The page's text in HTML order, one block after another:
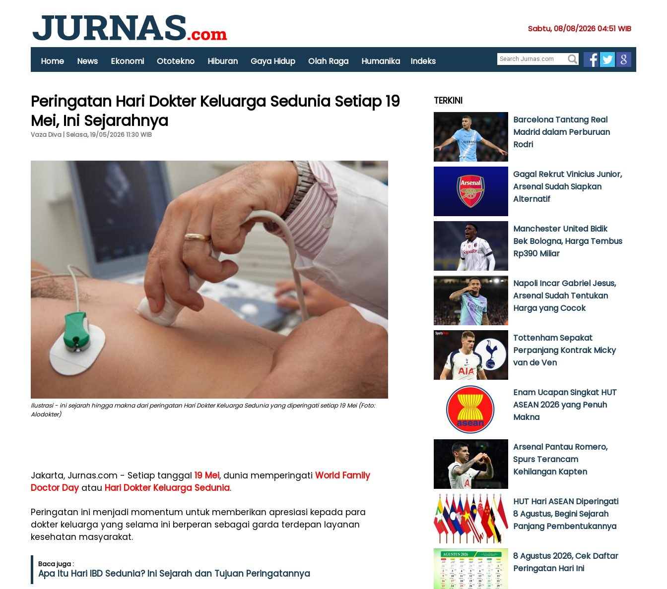
Sabtu, 08/08/2026 04:51 WIB
Home News Ekonomi Ototekno Hiburan Gaya Hidup Olah Raga Humanika Indeks
Peringatan Hari Dokter Keluarga Sedunia Setiap 19
Mei, Ini Sejarahnya
Vaza Diva | Selasa, 19/05/2026 11:30 WIB
Ilustrasi - ini sejarah hingga makna dari peringatan Hari Dokter Keluarga Sedunia yang diperingati setiap 19 Mei (Foto:
Alodokter)
Jakarta, Jurnas.com - Setiap tanggal 19 Mei, dunia memperingati World Family
Doctor Day atau Hari Dokter Keluarga Sedunia.
Peringatan ini menjadi momentum untuk memberikan apresiasi kepada para
dokter keluarga yang selama ini berperan sebagai garda terdepan layanan
kesehatan masyarakat.
Baca juga :
Apa Itu Hari IBD Sedunia? Ini Sejarah dan Tujuan Peringatannya
TERKINI
Barcelona Tantang Real
Madrid dalam Perburuan
Rodri
Gagal Rekrut Vinicius Junior,
Arsenal Sudah Siapkan
Alternatif
Manchester United Bidik
Bek Bologna, Harga Tembus
Rp390 Miliar
Napoli Incar Gabriel Jesus,
Arsenal Sudah Tentukan
Harga yang Cocok
Tottenham Sepakat
Perpanjang Kontrak Micky
van de Ven
Enam Ucapan Singkat HUT
ASEAN 2026 yang Penuh
Makna
Arsenal Pantau Romero,
Spurs Terancam
Kehilangan Kapten
HUT Hari ASEAN Diperingati
8 Agustus, Begini Sejarah
Panjang Pembentukannya
8 Agustus 2026, Cek Daftar
Peringatan Hari Ini